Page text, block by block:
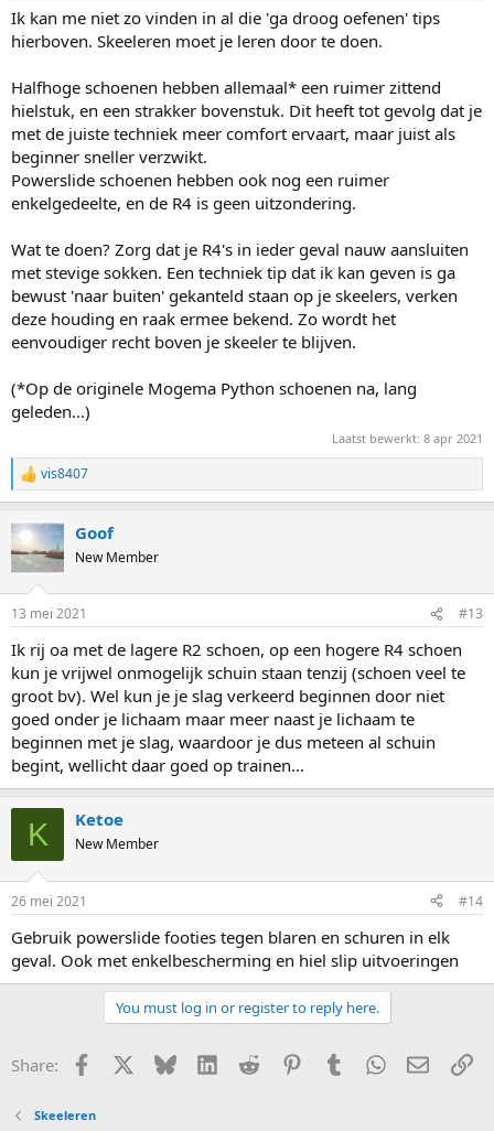
Ik kan me niet zo vinden in al die 'ga droog oefenen' tips
hierboven. Skeeleren moet je leren door te doen.
Halfhoge schoenen hebben allemaal* een ruimer zittend
hielstuk, en een strakker bovenstuk. Dit heeft tot gevolg dat je
met de juiste techniek meer comfort ervaart, maar juist als
beginner sneller verzwikt.
Powerslide schoenen hebben ook nog een ruimer
enkelgedeelte, en de R4 is geen uitzondering.
Wat te doen? Zorg dat je R4's in ieder geval nauw aansluiten
met stevige sokken. Een techniek tip dat ik kan geven is ga
bewust 'naar buiten' gekanteld staan op je skeelers, verken
deze houding en raak ermee bekend. Zo wordt het
eenvoudiger recht boven je skeeler te blijven.
(*Op de originele Mogema Python schoenen na, lang
geleden...)
Laatst bewerkt: 8 apr 2021
R
e
c
t
i
s
vis8407
Goof
New Member
13 mei 2021 #13
Ik rij oa met de lagere R2 schoen, op een hogere R4 schoen
kun je vrijwel onmogelijk schuin staan tenzij (schoen veel te
groot bv). Wel kun je je slag verkeerd beginnen door niet
goed onder je lichaam maar meer naast je lichaam te
beginnen met je slag, waardoor je dus meteen al schuin
begint, wellicht daar goed op trainen...
K Ketoe
New Member
26 mei 2021 #14
Gebruik powerslide footies tegen blaren en schuren in elk
geval. Ook met enkelbescherming en hiel slip uitvoeringen
You must log in or register to reply here.
Share: Facebook Bluesky LinkedInReddit PinterestTumblrWhatsApp
E-mail
Skeeleren